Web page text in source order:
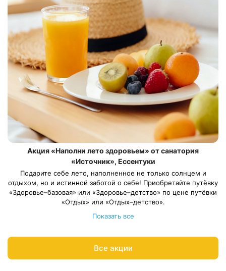
Акция «Наполни лето здоровьем» от санатория
«Источник», Ессентуки
Подарите себе лето, наполненное не только солнцем и
отдыхом, но и истинной заботой о себе! Приобретайте путёвку
«Здоровье–базовая» или «Здоровье–детство» по цене путёвки
«Отдых» или «Отдых–детство».
Длительность путёвки — от 10 дней. Весь период проживания
должен пройти в периоды: 1 июня – 31 августа 2026
Рассчитаем цену со скидкой и забронируем отдых по акции:
8 800 700-15-77.
Показать все
Все акции